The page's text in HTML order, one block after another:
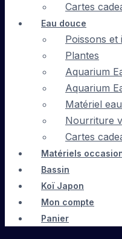
Cartes
Eau douce
Poissons et
Plantes
Aquarium
Aquarium
Matériel
Nourriture
Cartes
Matériels
Bassin
Koï Japon
Mon compte
Panier